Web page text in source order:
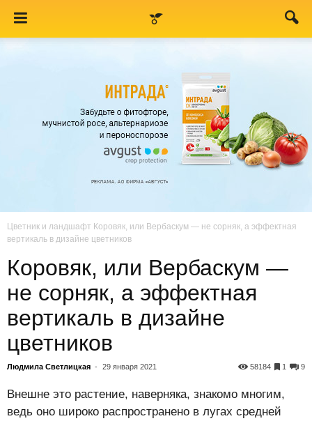
Цветник и ландшафт Коровяк, или Вербаскум — не сорняк, а эффектная
вертикаль в дизайне цветников
Коровяк, или Вербаскум —
не сорняк, а эффектная
вертикаль в дизайне
цветников
Людмила Светлицкая - 29 января 2021 9
1
58184
Внешне это растение, наверняка, знакомо многим,
ведь оно широко распространено в лугах средней